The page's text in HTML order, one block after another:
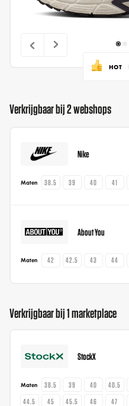
HOT
Verkrijgbaar bij 2 webshops
Nike
Maten 38.5 39 40 41
About You
Maten 42 42.5 43 44
Verkrijgbaar bij 1 marketplace
StockX
Maten 38.5 39 40 40.5
44.5
45 45.5 46 47